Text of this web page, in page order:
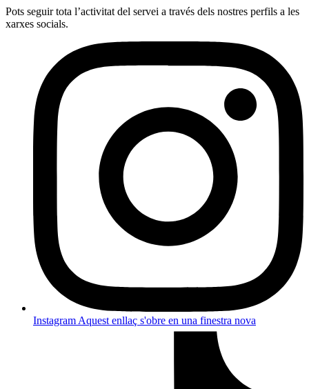
Pots seguir tota l’activitat del servei a través dels nostres perfils a les
xarxes socials.
InstagramAquest enllaç s'obre en una finestra nova